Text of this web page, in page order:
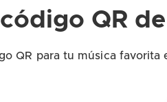
QR
QR para tu música favorita